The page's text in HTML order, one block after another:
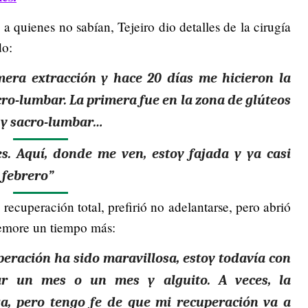
quienes no sabían, Tejeiro dio detalles de la cirugía
extracción y hace 20 días me hicieron la
lumbar. La primera fue en la zona de glúteos
sacro-lumbar…
Aquí, donde me ven, estoy fajada y ya casi
febrero”
total, prefirió no adelantarse, pero abrió
un tiempo más:
ha sido maravillosa, estoy todavía con
un mes o un mes y alguito. A veces, la
pero tengo fe de que mi recuperación va a